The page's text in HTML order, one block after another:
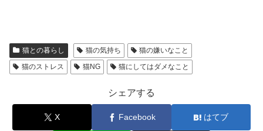
猫との暮らし 猫の気持ち
猫の嫌いなこと
猫のストレス
猫NG 猫にしてはダメなこと
シェアする
X Facebook はてブ